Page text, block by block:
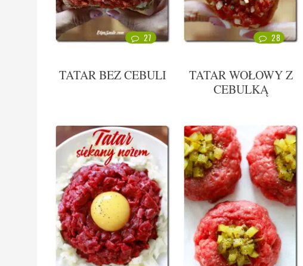
27
TATAR BEZ CEBULI
28
TATAR WOŁOWY Z
CEBULKĄ